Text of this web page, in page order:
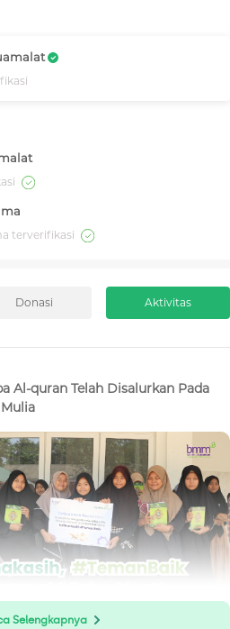
terverifikasi
Donasi Aktivitas
Al-quran Telah Disalurkan Pada
Selengkapnya